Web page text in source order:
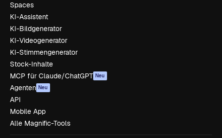
Spaces
KI-Assistent
KI-Bildgenerator
KI-Videogenerator
KI-Stimmengenerator
Stock-Inhalte
MCP für Claude/ChatGPT Neu
Agenten Neu
API
Mobile App
Alle Magnific-Tools